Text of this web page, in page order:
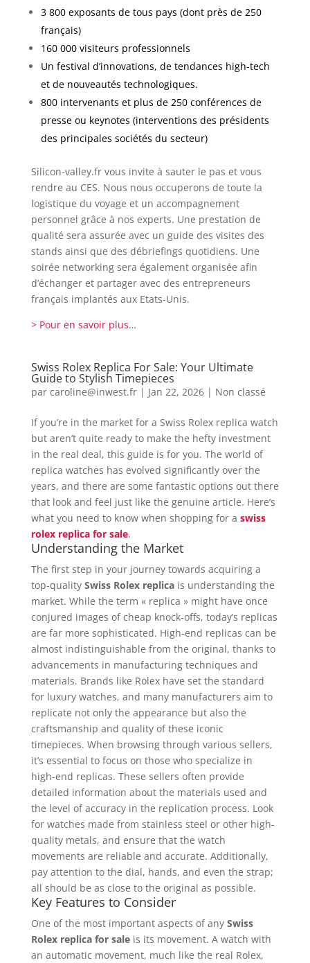
3 800 exposants de tous pays (dont près de 250
français)
160 000 visiteurs professionnels
Un festival d’innovations, de tendances high-tech
et de nouveautés technologiques.
800 intervenants et plus de 250 conférences de
presse ou keynotes (interventions des présidents
des principales sociétés du secteur)
Silicon-valley.fr vous invite à sauter le pas et vous
rendre au CES. Nous nous occuperons de toute la
logistique du voyage et un accompagnement
personnel grâce à nos experts. Une prestation de
qualité sera assurée avec un guide des visites des
stands ainsi que des débriefings quotidiens. Une
soirée networking sera également organisée afin
d’échanger et partager avec des entrepreneurs
français implantés aux Etats-Unis.
> Pour en savoir plus…
Swiss Rolex Replica For Sale: Your Ultimate
Guide to Stylish Timepieces
par caroline@inwest.fr| Jan 22, 2026| Non classé
If you’re in the market for a Swiss Rolex replica watch
but aren’t quite ready to make the hefty investment
in the real deal, this guide is for you. The world of
replica watches has evolved significantly over the
years, and there are some fantastic options out there
that look and feel just like the genuine article. Here’s
what you need to know when shopping for a swiss
rolex replica for sale.
Understanding the Market
The first step in your journey towards acquiring a
top-quality Swiss Rolex replicais understanding the
market. While the term « replica » might have once
conjured images of cheap knock-offs, today’s replicas
are far more sophisticated. High-end replicas can be
almost indistinguishable from the original, thanks to
advancements in manufacturing techniques and
materials. Brands like Rolex have set the standard
for luxury watches, and many manufacturers aim to
replicate not only the appearance but also the
craftsmanship and quality of these iconic
timepieces. When browsing through various sellers,
it’s essential to focus on those who specialize in
high-end replicas. These sellers often provide
detailed information about the materials used and
the level of accuracy in the replication process. Look
for watches made from stainless steel or other high-
quality metals, and ensure that the watch
movements are reliable and accurate. Additionally,
pay attention to the dial, hands, and even the strap;
all should be as close to the original as possible.
Key Features to Consider
One of the most important aspects of any Swiss
Rolex replica for saleis its movement. A watch with
an automatic movement, much like the real Rolex,